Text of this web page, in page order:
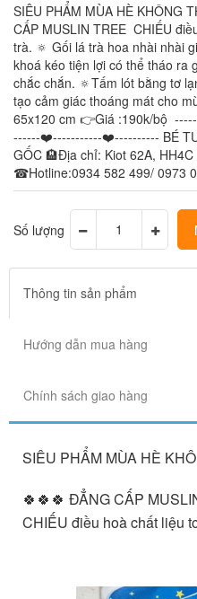
SIÊU PHẨM MÙA HÈ KHÔNG
CẤP MUSLIN TREE CHIẾU
trà. 🔅 Gối lá trà hoa nhài nhài
khoá kéo tiện lợi có thể tháo ra
chắc chắn. 🔅Tấm lót bằng tơ
tạo cảm giác thoáng mát cho
65x120 cm 👉Giá :190k/bộ
------❤️-----------❤️---------- BÉ
GỐC 🏨Địa chỉ: Kiot 62A,
☎Hotline:0934 582 499/ 0973
Số lượng
Thông tin sản phẩm
Hướng dẫn mua hàng
Chính sách giao hàng
SIÊU PHẨM MÙA HÈ
🍀🍀🍀 ĐẲNG CẤP
CHIẾU điều hoà chất liệu